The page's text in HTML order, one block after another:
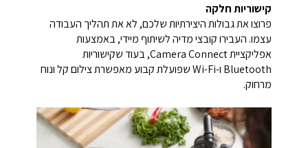
קישוריות חלקה
פרוצו את גבולות היצירתיות שלכם, לא את תהליך העבודה
עצמו. העבירו קובצי מדיה לשיתוף מיידי, באמצעות
אפליקציית Camera Connect, בעוד שקישוריות
Bluetooth ו-Wi-Fi שפועלת קבוע מאפשרת צילום קל ונוח
מרחוק.